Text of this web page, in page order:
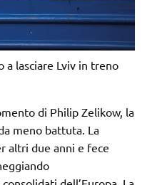
a lasciare Lviv in treno
di Philip Zelikow, la
meno battuta. La
altri due anni e fece